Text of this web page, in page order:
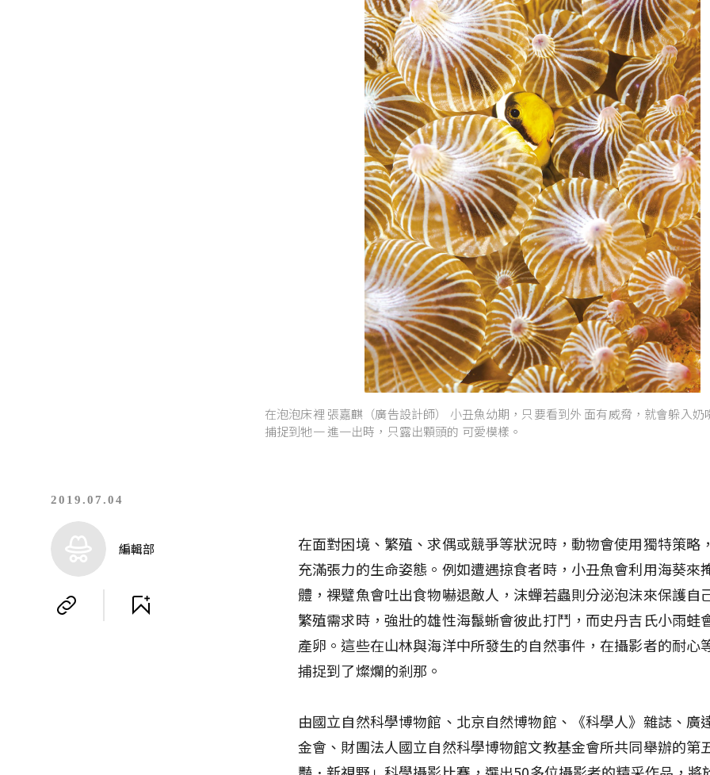
在泡泡床裡 張嘉麒（廣告設計師） 小丑魚幼期，只要看到外 面有威脅，就會躲入奶
捕捉到牠一 進一出時，只露出顆頭的 可愛模樣。
2019.07.04
編輯部
在面對困境、繁殖、求偶或競爭等狀況時，動物會使用獨特策略
充滿張力的生命姿態。例如遭遇掠食者時，小丑魚會利用海葵來
體，裸躄魚會吐出食物嚇退敵人，沫蟬若蟲則分泌泡沫來保護自
繁殖需求時，強壯的雄性海鬣蜥會彼此打鬥，而史丹吉氏小雨蛙
產卵。這些在山林與海洋中所發生的自然事件，在攝影者的耐心
捕捉到了燦爛的剎那。
由國立自然科學博物館、北京自然博物館、《科學人》雜誌、廣
金會、財團法人國立自然科學博物館文教基金會所共同舉辦的第